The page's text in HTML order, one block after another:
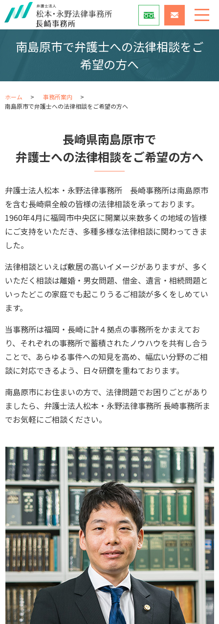
南島原市で弁護士への法律相談をご
希望の方へ
ホーム
事務所案内
南島原市で弁護士への法律相談をご希望の方へ
長崎県南島原市で
弁護士への法律相談をご希望の方へ
弁護士法人松本・永野法律事務所 長崎事務所は南島原市
を含む長崎県全般の皆様の法律相談を承っております。
1960年4月に福岡市中央区に開業以来数多くの地域の皆様
にご支持をいただき、多種多様な法律相談に関わってきま
した。
法律相談といえば敷居の高いイメージがありますが、多く
いただく相談は離婚・男女問題、借金、遺言・相続問題と
いったどこの家庭でも起こりうるご相談が多くをしめてい
ます。
当事務所は福岡・長崎に計４拠点の事務所をかまえてお
り、それぞれの事務所で蓄積されたノウハウを共有し合う
ことで、あらゆる事件への知見を高め、幅広い分野のご相
談に対応できるよう、日々研鑽を重ねております。
南島原市にお住まいの方で、法律問題でお困りごとがあり
ましたら、弁護士法人松本・永野法律事務所 長崎事務所ま
でお気軽にご相談ください。